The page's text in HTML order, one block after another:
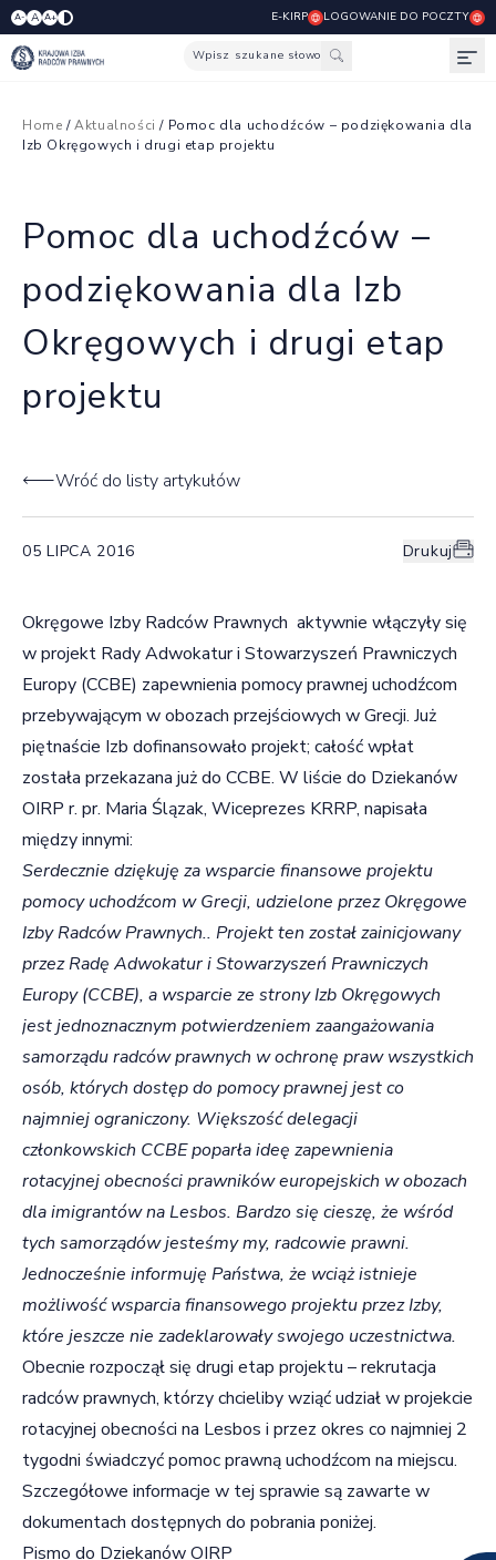
A- A A+ E-KIRP LOGOWANIE DO POCZTY
Wpisz szukane słowo
Home /Aktualności / Pomoc dla uchodźców – podziękowania dla
Izb Okręgowych i drugi etap projektu
Pomoc dla uchodźców –
podziękowania dla Izb
Okręgowych i drugi etap
projektu
Wróć do listy artykułów
05 LIPCA 2016 Drukuj
Okręgowe Izby Radców Prawnych aktywnie włączyły się
w projekt Rady Adwokatur i Stowarzyszeń Prawniczych
Europy (CCBE) zapewnienia pomocy prawnej uchodźcom
przebywającym w obozach przejściowych w Grecji. Już
piętnaście Izb dofinansowało projekt; całość wpłat
została przekazana już do CCBE. W liście do Dziekanów
OIRP r. pr. Maria Ślązak, Wiceprezes KRRP, napisała
między innymi:
Serdecznie dziękuję za wsparcie finansowe projektu
pomocy uchodźcom w Grecji, udzielone przez Okręgowe
Izby Radców Prawnych.. Projekt ten został zainicjowany
przez Radę Adwokatur i Stowarzyszeń Prawniczych
Europy (CCBE), a wsparcie ze strony Izb Okręgowych
jest jednoznacznym potwierdzeniem zaangażowania
samorządu radców prawnych w ochronę praw wszystkich
osób, których dostęp do pomocy prawnej jest co
najmniej ograniczony. Większość delegacji
członkowskich CCBE poparła ideę zapewnienia
rotacyjnej obecności prawników europejskich w obozach
dla imigrantów na Lesbos. Bardzo się cieszę, że wśród
tych samorządów jesteśmy my, radcowie prawni.
Jednocześnie informuję Państwa, że wciąż istnieje
możliwość wsparcia finansowego projektu przez Izby,
które jeszcze nie zadeklarowały swojego uczestnictwa.
Obecnie rozpoczął się drugi etap projektu – rekrutacja
radców prawnych, którzy chcieliby wziąć udział w projekcie
rotacyjnej obecności na Lesbos i przez okres co najmniej 2
tygodni świadczyć pomoc prawną uchodźcom na miejscu.
Szczegółowe informacje w tej sprawie są zawarte w
dokumentach dostępnych do pobrania poniżej.
Pismo do Dziekanów OIRP